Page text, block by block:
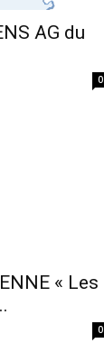
AG du
0
« Les
0